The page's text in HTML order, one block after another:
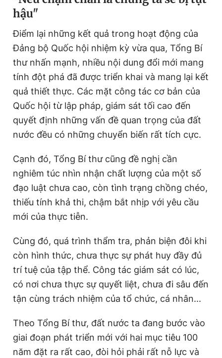
hậu"
Điểm lại những kết quả trong hoạt động của
Đảng bộ Quốc hội nhiệm kỳ vừa qua, Tổng Bí
thư nhấn mạnh, nhiều nội dung đổi mới mang
tính đột phá đã được triển khai và mang lại kết
quả thiết thực. Các mặt công tác cơ bản của
Quốc hội từ lập pháp, giám sát tối cao đến
quyết định những vấn đề quan trọng của đất
nước đều có những chuyển biến rất tích cực.
Cạnh đó, Tổng Bí thư cũng đề nghị cần
nghiêm túc nhìn nhận chất lượng của một số
đạo luật chưa cao, còn tình trạng chồng chéo,
thiếu tính khả thi, chậm bắt nhịp với yêu cầu
mới của thực tiễn.
Cùng đó, quá trình thẩm tra, phản biện đôi khi
còn hình thức, chưa thực sự phát huy đầy đủ
trí tuệ của tập thể. Công tác giám sát có lúc,
có nơi chưa thực sự quyết liệt, chưa đi sâu đến
tận cùng trách nhiệm của tổ chức, cá nhân...
Theo Tổng Bí thư, đất nước ta đang bước vào
giai đoạn phát triển mới với hai mục tiêu 100
năm đặt ra rất cao, đòi hỏi phải rất nỗ lực và